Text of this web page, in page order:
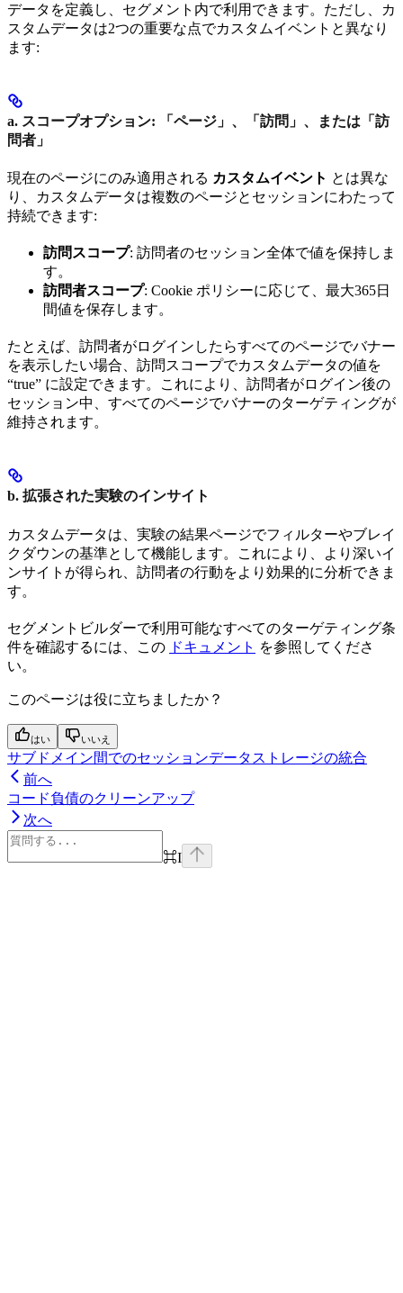
データを定義し、セグメント内で利用できます。ただし、カ
スタムデータは2つの重要な点でカスタムイベントと異なり
ます:
a. スコープオプション: 「ページ」、「訪問」、または「訪
問者」
現在のページにのみ適用される カスタムイベント とは異な
り、カスタムデータは複数のページとセッションにわたって
持続できます:
訪問スコープ: 訪問者のセッション全体で値を保持しま
す。
訪問者スコープ: Cookie ポリシーに応じて、最大365日
間値を保存します。
たとえば、訪問者がログインしたらすべてのページでバナー
を表示したい場合、訪問スコープでカスタムデータの値を
“true” に設定できます。これにより、訪問者がログイン後の
セッション中、すべてのページでバナーのターゲティングが
維持されます。
b. 拡張された実験のインサイト
カスタムデータは、実験の結果ページでフィルターやブレイ
クダウンの基準として機能します。これにより、より深いイ
ンサイトが得られ、訪問者の行動をより効果的に分析できま
す。
セグメントビルダーで利用可能なすべてのターゲティング条
件を確認するには、この ドキュメント を参照してくださ
い。
このページは役に立ちましたか？
はい いいえ
サブドメイン間でのセッションデータストレージの統合
前へ
コード負債のクリーンアップ
次へ
⌘I